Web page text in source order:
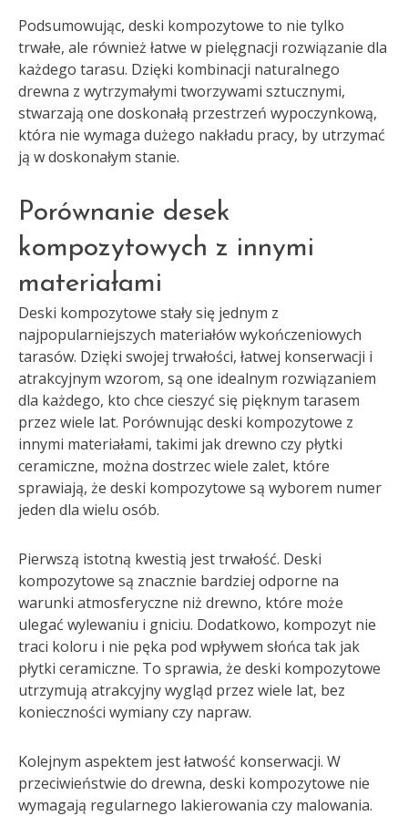
Podsumowując, deski kompozytowe to nie tylko
trwałe, ale również łatwe w pielęgnacji rozwiązanie dla
każdego tarasu. Dzięki kombinacji naturalnego
drewna z wytrzymałymi tworzywami sztucznymi,
stwarzają one doskonałą przestrzeń wypoczynkową,
która nie wymaga dużego nakładu pracy, by utrzymać
ją w doskonałym stanie.
Porównanie desek
kompozytowych z innymi
materiałami
Deski kompozytowe stały się jednym z
najpopularniejszych materiałów wykończeniowych
tarasów. Dzięki swojej trwałości, łatwej konserwacji i
atrakcyjnym wzorom, są one idealnym rozwiązaniem
dla każdego, kto chce cieszyć się pięknym tarasem
przez wiele lat. Porównując deski kompozytowe z
innymi materiałami, takimi jak drewno czy płytki
ceramiczne, można dostrzec wiele zalet, które
sprawiają, że deski kompozytowe są wyborem numer
jeden dla wielu osób.
Pierwszą istotną kwestią jest trwałość. Deski
kompozytowe są znacznie bardziej odporne na
warunki atmosferyczne niż drewno, które może
ulegać wylewaniu i gniciu. Dodatkowo, kompozyt nie
traci koloru i nie pęka pod wpływem słońca tak jak
płytki ceramiczne. To sprawia, że deski kompozytowe
utrzymują atrakcyjny wygląd przez wiele lat, bez
konieczności wymiany czy napraw.
Kolejnym aspektem jest łatwość konserwacji. W
przeciwieństwie do drewna, deski kompozytowe nie
wymagają regularnego lakierowania czy malowania.